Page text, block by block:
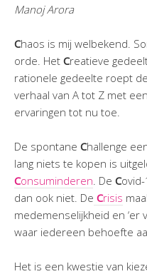
Manoj Arora
Chaos is mij welbekend.
orde. Het Creatieve
rationele gedeelte roept
verhaal van A tot Z met
ervaringen tot nu toe.
De spontane Challenge
lang niets te kopen is
Consuminderen. De C
dan ook niet. De Crisis
medemenselijkheid en ‘er
waar iedereen behoefte
Het is een kwestie van